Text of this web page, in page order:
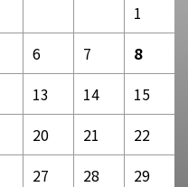
1
6 7
8
13 14
15
20 21
22
27 28
29